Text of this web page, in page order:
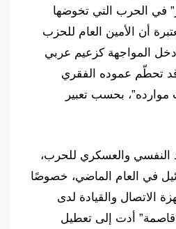
في الحرب التي تخوضها
أن الأمين العام للحزب
المواجهة كزعيم عربي
تحطّم عموده الفقري
موارده”، بحسب تعبير
النفسي والعسكري للحرب،
في العام الماضي، خصوصًا
الاتصال والقيادة لدى
أدت إلى تعطيل